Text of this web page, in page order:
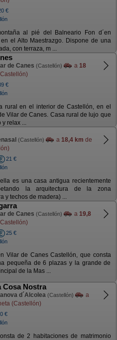
€
al pié del Balneario Fon d´en
el Alto Maestrazgo. Dispone de una
con terraza, m ...
de Canes (Castellón) a 18
€
rural en el interior de Castellón, en el
Vilar de Canes. Casa rural de lujo que
y relax ...
(Castellón) a 18,4 km de
21 €
es una casa antigua recientemente
la arquitectura de la zona
y techos de madera) ...
de Canes (Castellón) a 19,8
25 €
Vilar de Canes Castellón, que consta
pequeña de 6 plazas y la grande de
de la Mas ...
Cosa Nostra
d´Alcolea (Castellón)
a
(Castellón)
€
de 2 habitaciones de matrimonio